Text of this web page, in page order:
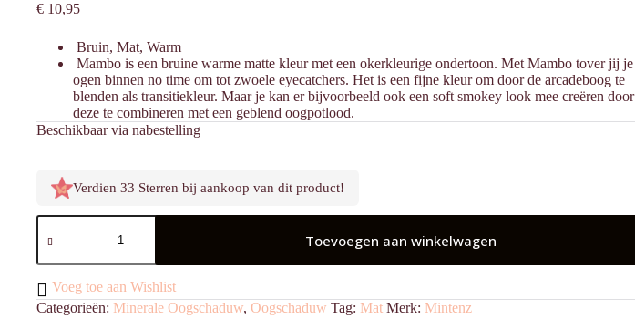
€ 10,95
Bruin, Mat, Warm
Mambo is een bruine warme matte kleur met een okerkleurige ondertoon. Met Mambo tover jij je
ogen binnen no time om tot zwoele eyecatchers. Het is een fijne kleur om door de arcadeboog te
blenden als transitiekleur. Maar je kan er bijvoorbeeld ook een soft smokey look mee creëren door
deze te combineren met een geblend oogpotlood.
Beschikbaar via nabestelling
Verdien 33 Sterren bij aankoop van dit product!
Oogschaduw
Mambo
Toevoegen aan winkelwagen
Voeg toe aan Wishlist
Categorieën: Minerale Oogschaduw, Oogschaduw Tag: Mat Merk: Mintenz